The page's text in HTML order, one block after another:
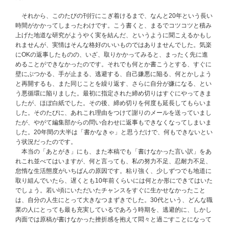
それから、このたびの刊行にこぎ着けるまで、なんと20年という長い
時間がかかってしまったわけです。こう書くと、まるでコツコツと積み
上げた地道な研究がようやく実を結んだ、というように聞こえるかもし
れませんが、実情はそんな格好のいいものではありませんでした。気楽
にOKの返事したものの、いざ、取りかかってみると、まったく先に進
めることができなかったのです。それでも何とか書こうとする、すぐに
壁にぶつかる、手が止まる、逃避する、自己嫌悪に陥る、何とかしよう
と再開するも、また同じことを繰り返す、さらに自分が嫌になる、とい
う悪循環に陥りました。最初に指定された締め切りはすぐにやってきま
したが、ほぼ白紙でした。その後、締め切りを何度も延長してもらいま
した。そのたびに、あれこれ理由をつけて謝りのメールを送っていまし
たが、やがて編集部からの問い合わせに返事もできなくなってしまいま
した。20年間の大半は「書かなきゃ」と思うだけで、何もできないとい
う状況だったのです。
本当の「あとがき」にも、また本稿でも「書けなかった言い訳」をあ
れこれ並べてはいますが、何と言っても、私の努力不足、忍耐力不足、
怠惰な生活態度がいちばんの原因です。粘り強く、少しずつでも地道に
取り組んでいたら、遅くとも10年前くらいには何とか形にできてはいた
でしょう。若い頃にいただいたチャンスをすぐに生かせなかったこと
は、自分の人生にとって大きなつまずきでした。30代という、どんな職
業の人にとっても最も充実しているであろう時期を、逃避的に、しかし
内面では原稿が書けなかった挫折感を抱えて悶々と過ごすことになって